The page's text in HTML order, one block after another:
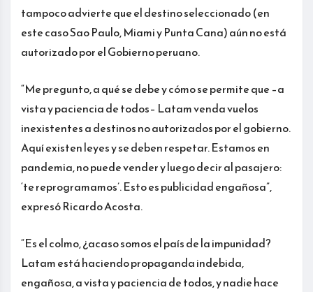
tampoco advierte que el destino seleccionado (en
este caso Sao Paulo, Miami y Punta Cana) aún no está
autorizado por el Gobierno peruano.
“Me pregunto, a qué se debe y cómo se permite que –a
vista y paciencia de todos– Latam venda vuelos
inexistentes a destinos no autorizados por el gobierno.
Aquí existen leyes y se deben respetar. Estamos en
pandemia, no puede vender y luego decir al pasajero:
‘te reprogramamos’. Esto es publicidad engañosa”,
expresó Ricardo Acosta.
“Es el colmo, ¿acaso somos el país de la impunidad?
Latam está haciendo propaganda indebida,
engañosa, a vista y paciencia de todos, y nadie hace